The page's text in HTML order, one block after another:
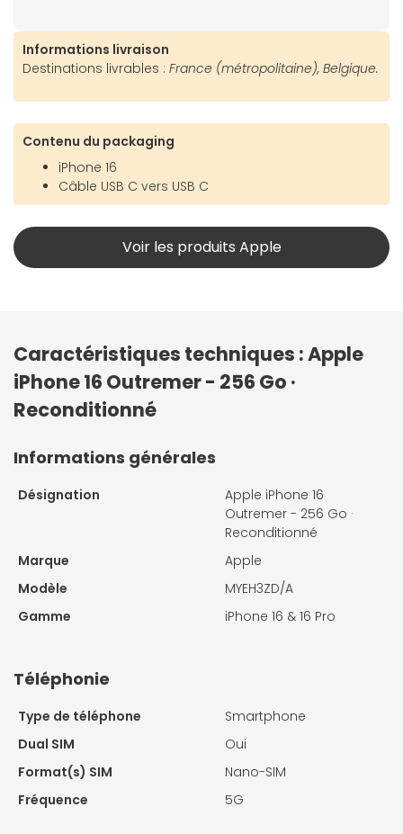
Informations livraison
Destinations livrables : France (métropolitaine), Belgique.
Contenu du packaging
iPhone 16
Câble USB C vers USB C
Voir les produits Apple
Caractéristiques techniques : Apple
iPhone 16 Outremer - 256 Go ·
Reconditionné
Informations générales
Désignation
Apple iPhone 16
Outremer - 256 Go ·
Reconditionné
Marque
Apple
Modèle
MYEH3ZD/A
Gamme
iPhone 16 & 16 Pro
Téléphonie
Type de téléphone
Smartphone
Dual SIM
Oui
Format(s) SIM
Nano-SIM
Fréquence
5G